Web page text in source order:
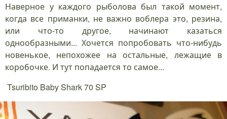
Наверное у каждого рыболова был такой момент,
когда все приманки, не важно воблера это, резина,
или что-то другое, начинают казаться
однообразными... Хочется попробовать что-нибудь
новенькое, непохожее на остальные, лежащие в
коробочке. И тут попадается то самое...
Tsuribito Baby Shark 70 SP